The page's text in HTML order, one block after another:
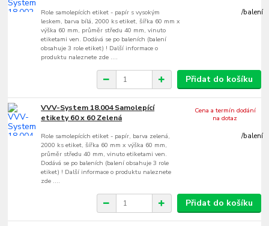
Role samolepících etiket - papír s vysokým
leskem, barva bílá, 2000 ks etiket, šířka 60 mm x
výška 60 mm, průměr středu 40 mm, vinuto
etiketami ven. Dodává se po baleních (balení
obsahuje 3 role etiket) ! Další informace o
produktu naleznete zde ....
/balení
Přidat do košíku
VVV-System 18.004 Samolepící
etikety 60 x 60 Zelená
Role samolepících etiket - papír, barva zelená,
2000 ks etiket, šířka 60 mm x výška 60 mm,
průměr středu 40 mm, vinuto etiketami ven.
Dodává se po baleních (balení obsahuje 3 role
etiket) ! Další informace o produktu naleznete
zde ....
/balení
Cena a termín dodání
na dotaz
Přidat do košíku